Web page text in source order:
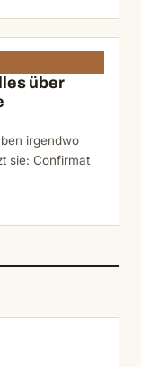
über
irgendwo
sie: Confirmat